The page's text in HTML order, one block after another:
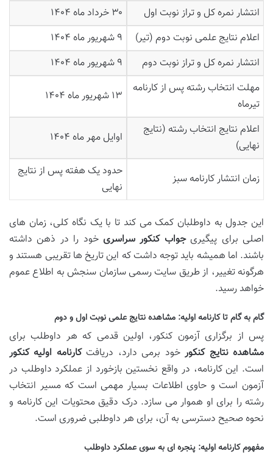
انتشار نمره کل و تراز نوبت اول
۳۰ خرداد ماه ۱۴۰۴
اعلام نتایج علمی نوبت دوم (تیر)
۹ شهریور ماه ۱۴۰۴
انتشار نمره کل و تراز نوبت دوم
۹ شهریور ماه ۱۴۰۴
مهلت انتخاب رشته پس از کارنامه
تیرماه
۱۳ شهریور ماه ۱۴۰۴
اعلام نتایج انتخاب رشته (نتایج
نهایی)
اوایل مهر ماه ۱۴۰۴
زمان انتشار کارنامه سبز
حدود یک هفته پس از نتایج
نهایی
این جدول به داوطلبان کمک می کند تا با یک نگاه کلی، زمان های
اصلی برای پیگیریجواب کنکور سراسری خود را در ذهن داشته
باشند. اما همیشه باید توجه داشت که این تاریخ ها تقریبی هستند و
هرگونه تغییر، از طریق سایت رسمی سازمان سنجش به اطلاع عموم
خواهد رسید.
گام به گام تا کارنامه اولیه: مشاهده نتایج علمی نوبت اول و دوم
پس از برگزاری آزمون کنکور، اولین قدمی که هر داوطلب برای
مشاهده نتایج کنکورخود برمی دارد، دریافتکارنامه اولیه کنکور
است. این کارنامه، در واقع نخستین بازخورد از عملکرد داوطلب در
آزمون است و حاوی اطلاعات بسیار مهمی است که مسیر انتخاب
رشته را برای او هموار می سازد. درک دقیق محتویات این کارنامه و
نحوه صحیح دسترسی به آن، برای هر داوطلبی ضروری است.
مفهوم کارنامه اولیه: پنجره ای به سوی عملکرد داوطلب